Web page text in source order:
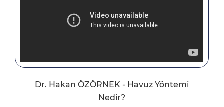
Dr. Hakan ÖZÖRNEK - Havuz Yöntemi
Nedir?